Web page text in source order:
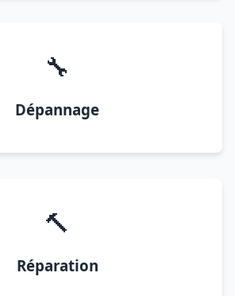
🔧
Dépannage
🔨
Réparation